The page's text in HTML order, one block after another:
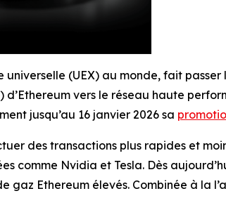
universelle (UEX) au monde, fait passer
d’Ethereum vers le réseau haute
jusqu’au 16 janvier 2026 sa
des transactions plus rapides et
comme Nvidia et Tesla. Dès
gaz Ethereum élevés. Combinée à la